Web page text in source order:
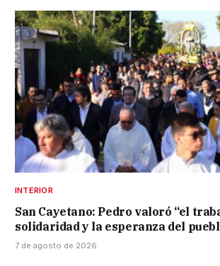
INTERIOR
San Cayetano: Pedro valoró “el
solidaridad y la esperanza del
7 de agosto de 2026